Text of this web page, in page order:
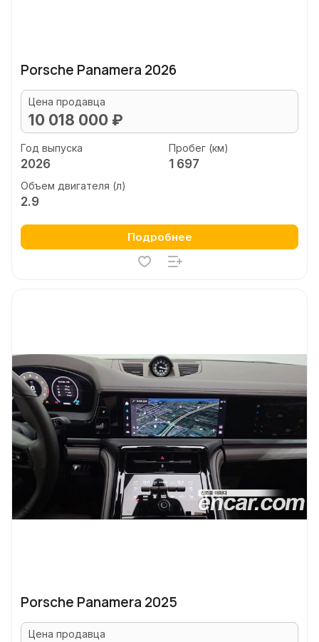
Porsche Panamera 2026
Цена продавца
10 018 000 ₽
Год выпуска
2026
Пробег (км)
1 697
Объем двигателя (л)
2.9
Подробнее
Porsche Panamera 2025
Цена продавца